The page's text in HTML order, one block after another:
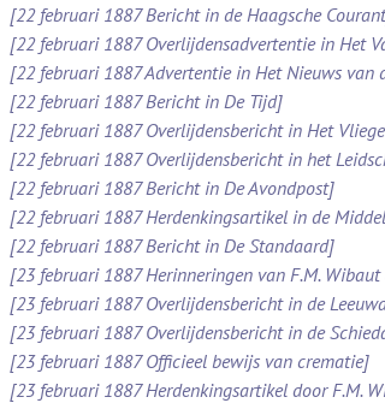
[22 februari 1887 Bericht in de Haagsche
[22 februari 1887 Overlijdensadvertentie in Het
[22 februari 1887 Advertentie in Het Nieuws van
[22 februari 1887 Bericht in De Tijd]
[22 februari 1887 Overlijdensbericht in Het
[22 februari 1887 Overlijdensbericht in het
[22 februari 1887 Bericht in De Avondpost]
[22 februari 1887 Herdenkingsartikel in de
[22 februari 1887 Bericht in De Standaard]
[23 februari 1887 Herinneringen van F.M.
[23 februari 1887 Overlijdensbericht in de
[23 februari 1887 Overlijdensbericht in de
[23 februari 1887 Officieel bewijs van crematie]
[23 februari 1887 Herdenkingsartikel door F.M.